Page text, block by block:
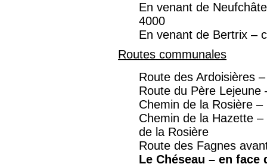
En venant de
4000
En venant de Bertrix –
Routes communales
Route des Ardoisières
Route du Père Lejeune
Chemin de la Rosière –
Chemin de la Hazette
de la Rosière
Route des Fagnes
Le Chéseau – en face